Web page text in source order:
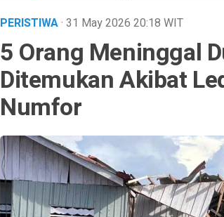
PERISTIWA· 31 May 2026 20:18 WIT
5 Orang Meninggal
Ditemukan Akibat
Numfor